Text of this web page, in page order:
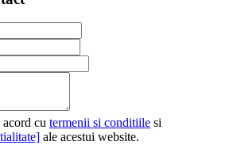
cu termenii si conditiile si
ale acestui website.